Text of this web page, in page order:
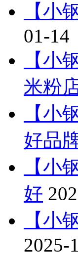
【小
01-14
【小
米粉
【小
好品
【小
好
【小
2025-